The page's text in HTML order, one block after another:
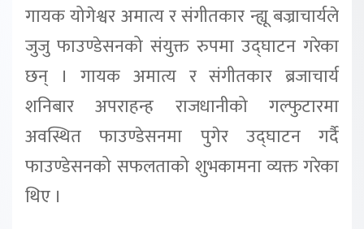
गायक योगेश्वर अमात्य र संगीतकार न्ह्यू बज्राचार्यले
जुजु फाउण्डेसनको संयुक्त रुपमा उद्घाटन गरेका
छन् । गायक अमात्य र संगीतकार ब्रजाचार्य
शनिबार अपराहन्ह राजधानीको गल्फुटारमा
अवस्थित फाउण्डेसनमा पुगेर उद्घाटन गर्दै
फाउण्डेसनको सफलताको शुभकामना व्यक्त गरेका
थिए ।